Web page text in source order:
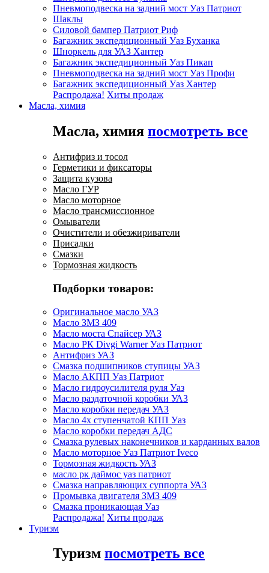
Пневмоподвеска на задний мост Уаз Патриот
Шаклы
Силовой бампер Патриот Риф
Багажник экспедиционный Уаз Буханка
Шноркель для УАЗ Хантер
Багажник экспедиционный Уаз Пикап
Пневмоподвеска на задний мост Уаз Профи
Багажник экспедиционный Уаз Хантер
Распродажа! Хиты продаж
Масла, химия
Масла, химия посмотреть все
Антифриз и тосол
Герметики и фиксаторы
Защита кузова
Масло ГУР
Масло моторное
Масло трансмиссионное
Омыватели
Очистители и обезжириватели
Присадки
Смазки
Тормозная жидкость
Подборки товаров:
Оригинальное масло УАЗ
Масло ЗМЗ 409
Масло моста Спайсер УАЗ
Масло РК Divgi Warner Уаз Патриот
Антифриз УАЗ
Смазка подшипников ступицы УАЗ
Масло АКПП Уаз Патриот
Масло гидроусилителя руля Уаз
Масло раздаточной коробки УАЗ
Масло коробки передач УАЗ
Масло 4х ступенчатой КПП Уаз
Масло коробки передач АДС
Смазка рулевых наконечников и карданных валов
Масло моторное Уаз Патриот Iveco
Тормозная жидкость УАЗ
масло рк даймос уаз патриот
Смазка направляющих суппорта УАЗ
Промывка двигателя ЗМЗ 409
Смазка проникающая Уаз
Распродажа! Хиты продаж
Туризм
Туризм посмотреть все